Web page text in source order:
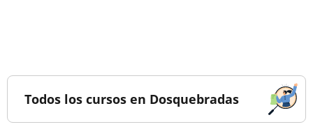
Todos los cursos en Dosquebradas